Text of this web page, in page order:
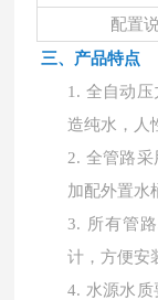
配置
三、产品特点
1. 全自动压
造纯水，人
2. 全管路采
加配外置水
3. 所有管
计，方便安
4. 水源水